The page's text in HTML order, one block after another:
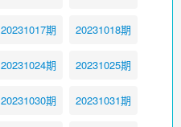
20231017期 20231018期
20231024期 20231025期
20231030期 20231031期